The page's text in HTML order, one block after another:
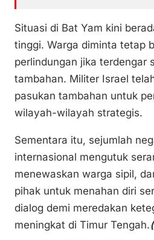
Situasi di Bat Yam kini
tinggi. Warga diminta tetap
perlindungan jika terdengar
tambahan. Militer Israel
pasukan tambahan untuk
wilayah-wilayah strategis.
Sementara itu, sejumlah
internasional mengutuk
menewaskan warga sipil,
pihak untuk menahan diri
dialog demi meredakan
meningkat di Timur Tengah.